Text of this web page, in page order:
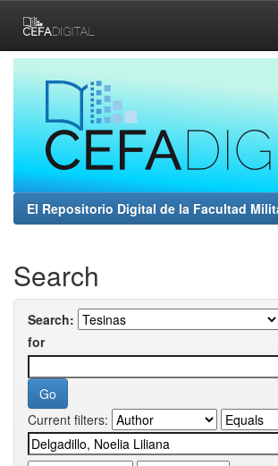
navigation
El Repositorio Digital de la Facultad
Search
Search:
for
Current filters: